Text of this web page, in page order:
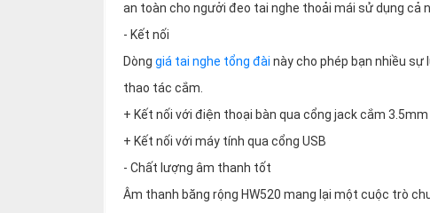
an toàn cho ngưởi đeo tai nghe thoải mái sử dụng cả
- Kết nối
Dòng giá tai nghe tổng đài này cho phép bạn nhiều
thao tác cắm.
+ Kết nối với điện thoại bàn qua cổng jack cắm 3.5mm
+ Kết nối với máy tính qua cổng USB
- Chất lượng âm thanh tốt
Âm thanh băng rộng HW520 mang lại một cuộc trò